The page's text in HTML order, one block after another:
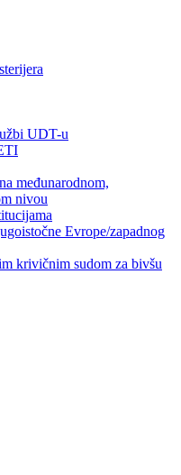
UDT-u
međunarodnom,
nivou
Evrope/zapadnog
krivičnim sudom za bivšu